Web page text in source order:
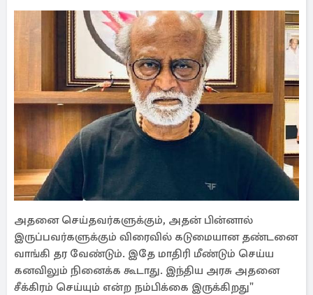
அதனை செய்தவர்களுக்கும், அதன் பின்னால்
இருப்பவர்களுக்கும் விரைவில் கடுமையான தண்டனை
வாங்கி தர வேண்டும். இதே மாதிரி மீண்டும் செய்ய
கனவிலும் நினைக்க கூடாது. இந்திய அரசு அதனை
சீக்கிரம் செய்யும் என்ற நம்பிக்கை இருக்கிறது"